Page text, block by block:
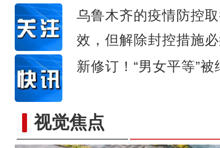
乌鲁木齐的疫情防控
效，但解除封控措施
新修订！“男女平等”
视觉焦点